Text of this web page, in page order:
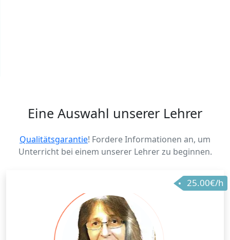
Eine Auswahl unserer Lehrer
Qualitätsgarantie! Fordere Informationen an, um
Unterricht bei einem unserer Lehrer zu beginnen.
25.00€/h